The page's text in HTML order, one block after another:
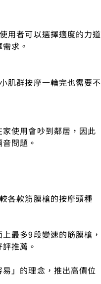
用者可以選擇適度的力道
求。
肌群按摩一輪完也需要不
使用會吵到鄰居，因此
問題。
各款筋膜槍的按摩頭種
最多9段變速的筋膜槍，
推薦。
」的理念，推出高價位